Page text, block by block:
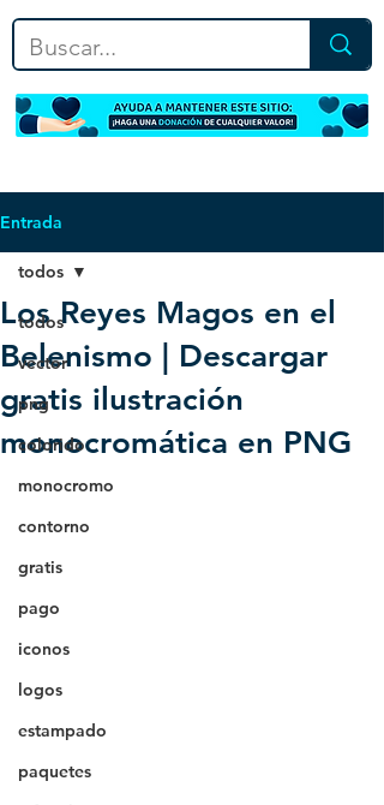
Entrada
todos
vector
png
colorido
monocromo
contorno
gratis
pago
iconos
logos
estampado
paquetes
todos
Los Reyes Magos en el
Belenismo | Descargar
gratis ilustración
monocromática en PNG